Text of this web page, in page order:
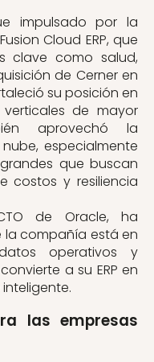
impulsado por la
Cloud ERP, que
clave como salud,
de Cerner en
su posición en
de mayor
aprovechó la
especialmente
que buscan
costos y resiliencia
de Oracle, ha
compañía está en
operativos y
a su ERP en
las empresas